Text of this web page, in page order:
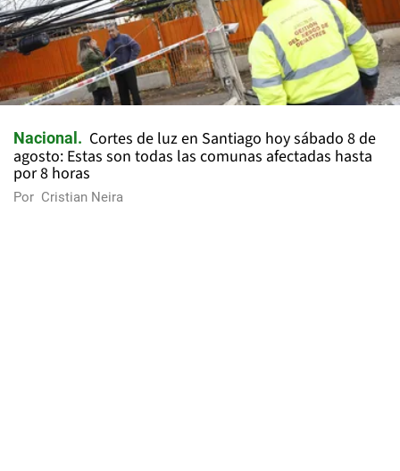
Nacional
Cortes de luz en Santiago hoy sábado 8 de
agosto: Estas son todas las comunas afectadas hasta
por 8 horas
Por Cristian Neira